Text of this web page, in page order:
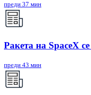
преди 37 мин
Ракета на SpaceX
преди 43 мин